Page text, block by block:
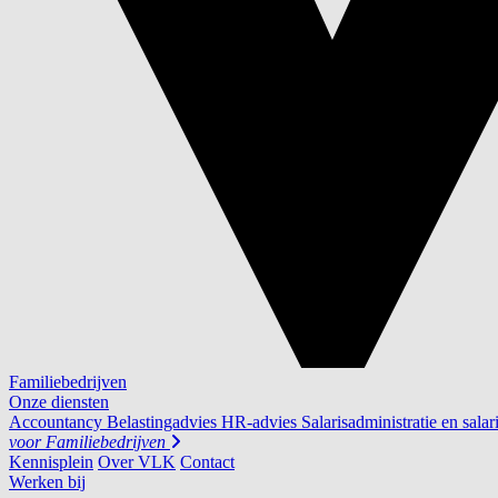
Familiebedrijven
Onze diensten
Accountancy Belastingadvies HR-advies Salarisadministratie en
voor Familiebedrijven
Kennisplein Over VLK Contact
Werken bij